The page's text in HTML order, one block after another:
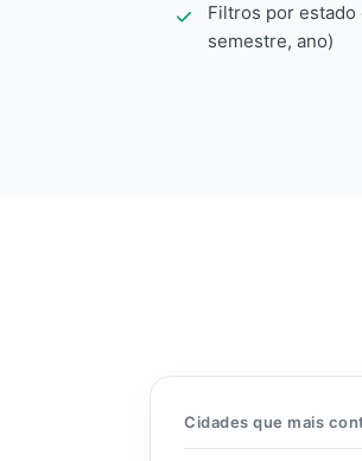
Filtros por estado
semestre, ano)
Cidades que mais